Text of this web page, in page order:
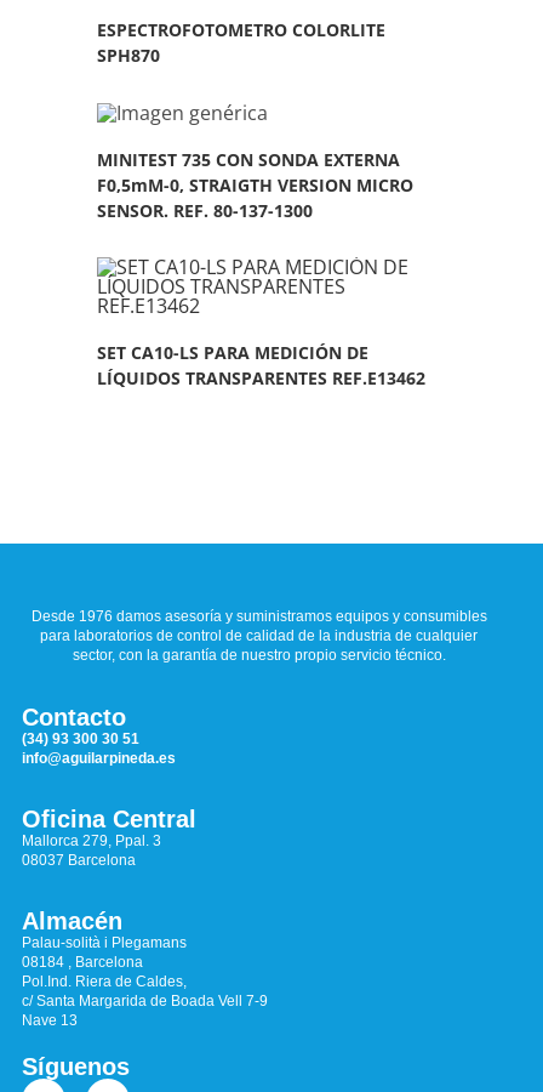
ESPECTROFOTOMETRO COLORLITE
SPH870
MINITEST 735 CON SONDA EXTERNA
F0,5mM-0, STRAIGTH VERSION MICRO
SENSOR. REF. 80-137-1300
SET CA10-LS PARA MEDICIÓN DE
LÍQUIDOS TRANSPARENTES REF.E13462
Desde 1976 damos asesoría y suministramos equipos y consumibles
para laboratorios de control de calidad de la industria de cualquier
sector, con la garantía de nuestro propio servicio técnico.
Contacto
(34) 93 300 30 51
info@aguilarpineda.es
Oficina Central
Mallorca 279, Ppal. 3
08037 Barcelona
Almacén
Palau-solità i Plegamans
08184 , Barcelona
Pol.Ind. Riera de Caldes,
c/ Santa Margarida de Boada Vell 7-9
Nave 13
Síguenos